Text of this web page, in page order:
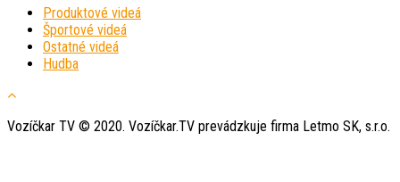
Produktové videá
Športové videá
Ostatné videá
Hudba
Vozíčkar TV © 2020. Vozíčkar.TV prevádzkuje firma Letmo SK, s.r.o.